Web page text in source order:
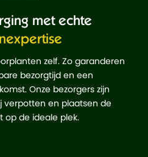
met echte
zelf. Zo garanderen
bezorgtijd en een
Onze bezorgers zijn
verpotten en plaatsen de
op de ideale plek.